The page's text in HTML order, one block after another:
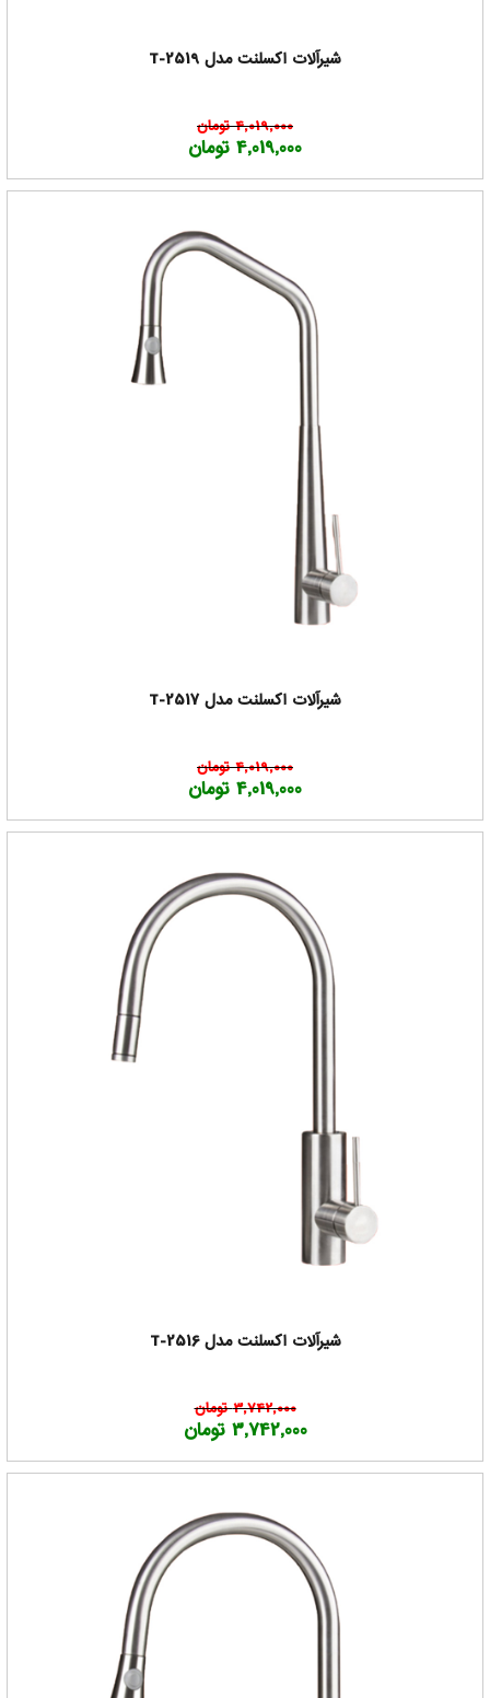
شیرآلات اکسلنت مدل T-2519
4,019,000 تومان
4,019,000 تومان
شیرآلات اکسلنت مدل T-2517
4,019,000 تومان
4,019,000 تومان
شیرآلات اکسلنت مدل T-2516
3,742,000 تومان
3,742,000 تومان